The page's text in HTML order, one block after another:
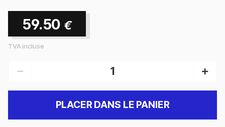
59.50 €
TVA incluse
PLACER DANS LE PANIER